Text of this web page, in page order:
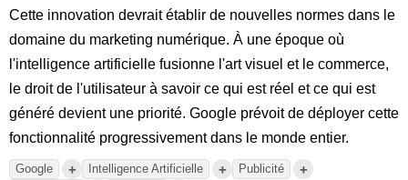
Cette innovation devrait établir de nouvelles normes dans le
domaine du marketing numérique. À une époque où
l'intelligence artificielle fusionne l'art visuel et le commerce,
le droit de l'utilisateur à savoir ce qui est réel et ce qui est
généré devient une priorité. Google prévoit de déployer cette
fonctionnalité progressivement dans le monde entier.
Google + Intelligence Artificielle + Publicité +